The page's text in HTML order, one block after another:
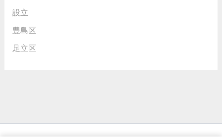
設立
豊島区
足立区